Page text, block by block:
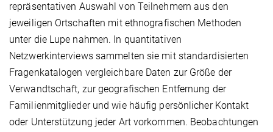
repräsentativen Auswahl von Teilnehmern aus den
jeweiligen Ortschaften mit ethnografischen Methoden
unter die Lupe nahmen. In quantitativen
Netzwerkinterviews sammelten sie mit standardisierten
Fragenkatalogen vergleichbare Daten zur Größe der
Verwandtschaft, zur geografischen Entfernung der
Familienmitglieder und wie häufig persönlicher Kontakt
oder Unterstützung jeder Art vorkommen. Beobachtungen